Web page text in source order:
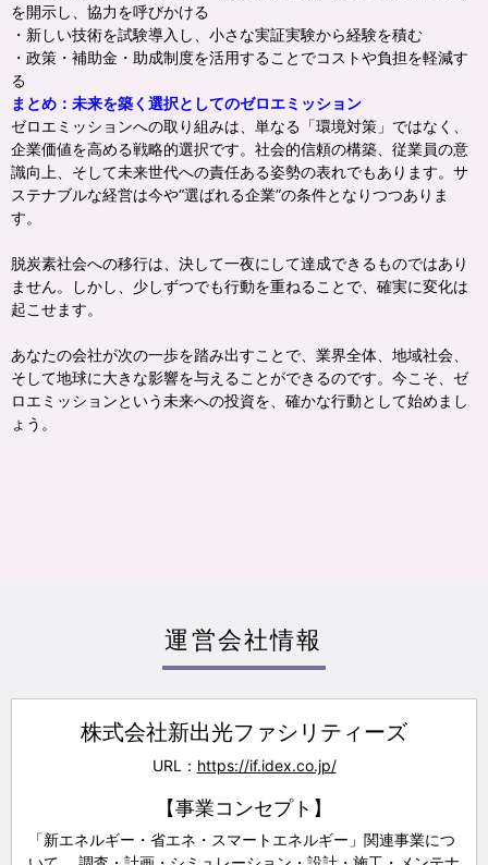
を開示し、協力を呼びかける
・新しい技術を試験導入し、小さな実証実験から経験を積む
・政策・補助金・助成制度を活用することでコストや負担を軽減す
る
まとめ：未来を築く選択としてのゼロエミッション
ゼロエミッションへの取り組みは、単なる「環境対策」ではなく、
企業価値を高める戦略的選択です。社会的信頼の構築、従業員の意
識向上、そして未来世代への責任ある姿勢の表れでもあります。サ
ステナブルな経営は今や“選ばれる企業”の条件となりつつありま
す。
脱炭素社会への移行は、決して一夜にして達成できるものではあり
ません。しかし、少しずつでも行動を重ねることで、確実に変化は
起こせます。
あなたの会社が次の一歩を踏み出すことで、業界全体、地域社会、
そして地球に大きな影響を与えることができるのです。今こそ、ゼ
ロエミッションという未来への投資を、確かな行動として始めまし
ょう。
運営会社情報
株式会社新出光ファシリティーズ
URL： https://if.idex.co.jp/
【事業コンセプト】
「新エネルギー・省エネ・スマートエネルギー」関連事業につ